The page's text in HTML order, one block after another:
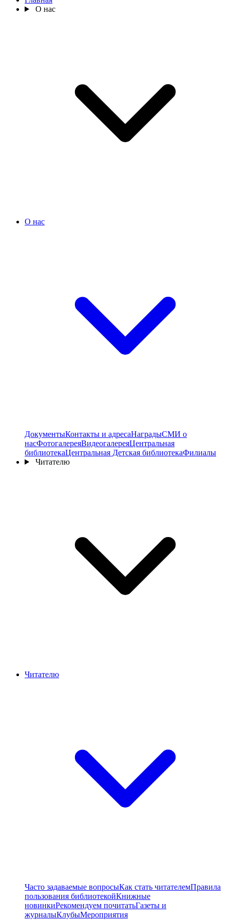
О нас
О нас
ДокументыКонтакты и адресаНаградыСМИ о
насФотогалереяВидеогалереяЦентральная
библиотекаЦентральная Детская библиотекаФилиалы
Читателю
Читателю
Часто задаваемые вопросыКак стать читателемПравила
пользования библиотекойКнижные
новинкиРекомендуем почитатьГазеты и
журналыКлубыМероприятия